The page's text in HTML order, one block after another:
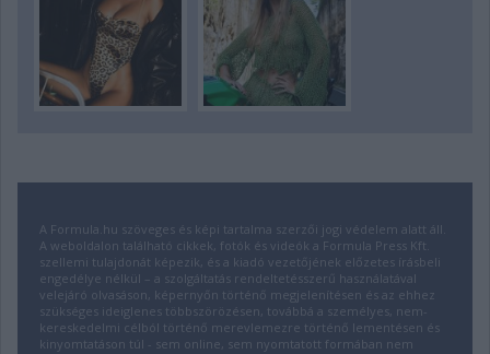
A Formula.hu szöveges és képi tartalma szerzői jogi védelem alatt áll.
A weboldalon található cikkek, fotók és videók a Formula Press Kft.
szellemi tulajdonát képezik, és a kiadó vezetőjének előzetes írásbeli
engedélye nélkül – a szolgáltatás rendeltetésszerű használatával
velejáró olvasáson, képernyőn történő megjelenítésen és az ehhez
szükséges ideiglenes többszörözésen, továbbá a személyes, nem-
kereskedelmi célból történő merevlemezre történő lementésen és
kinyomtatáson túl - sem online, sem nyomtatott formában nem